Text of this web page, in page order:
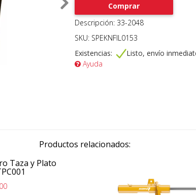
Comprar
Descripción: 33-2048
SKU: SPEKNFIL0153
Existencias:
Listo, envío
Ayuda
Productos relacionados:
Taza y Plato